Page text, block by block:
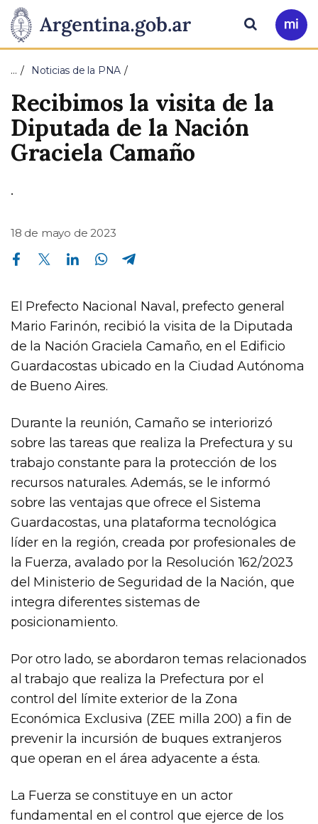
Presidencia
de
la
Nación
Pasar al contenido principal
Ir
a
Buscar
… Noticias de la PNA
Recibimos la visita de la
Diputada de la Nación
Graciela Camaño
.
18 de mayo de 2023
Compartir en Facebook Compartir en Twitter Compartir en Linkedin Compartir en Whatsapp
El Prefecto Nacional Naval, prefecto general
Mario Farinón, recibió la visita de la Diputada
de la Nación Graciela Camaño, en el Edificio
Guardacostas ubicado en la Ciudad Autónoma
de Bueno Aires.
Durante la reunión, Camaño se interiorizó
sobre las tareas que realiza la Prefectura y su
trabajo constante para la protección de los
recursos naturales. Además, se le informó
sobre las ventajas que ofrece el Sistema
Guardacostas, una plataforma tecnológica
líder en la región, creada por profesionales de
la Fuerza, avalado por la Resolución 162/2023
del Ministerio de Seguridad de la Nación, que
integra diferentes sistemas de
posicionamiento.
Por otro lado, se abordaron temas relacionados
al trabajo que realiza la Prefectura por el
control del límite exterior de la Zona
Económica Exclusiva (ZEE milla 200) a fin de
prevenir la incursión de buques extranjeros
que operan en el área adyacente a ésta.
La Fuerza se constituye en un actor
fundamental en el control que ejerce de los